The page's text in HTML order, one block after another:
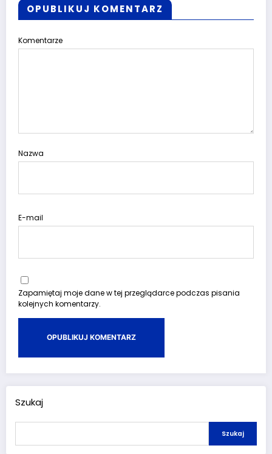
OPUBLIKUJ KOMENTARZ
Komentarze
Nazwa
E-mail
Zapamiętaj moje dane w tej przeglądarce podczas pisania
kolejnych komentarzy.
Szukaj
Szukaj